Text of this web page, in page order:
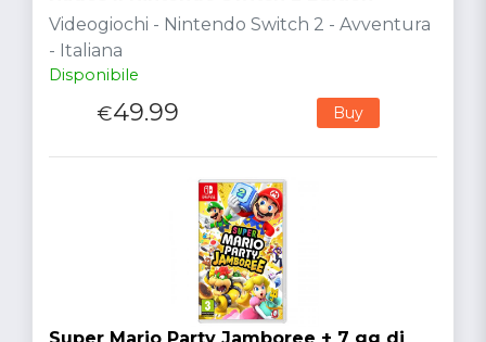
Videogiochi - Nintendo Switch 2 - Avventura
- Italiana
Disponibile
€49.99 Buy